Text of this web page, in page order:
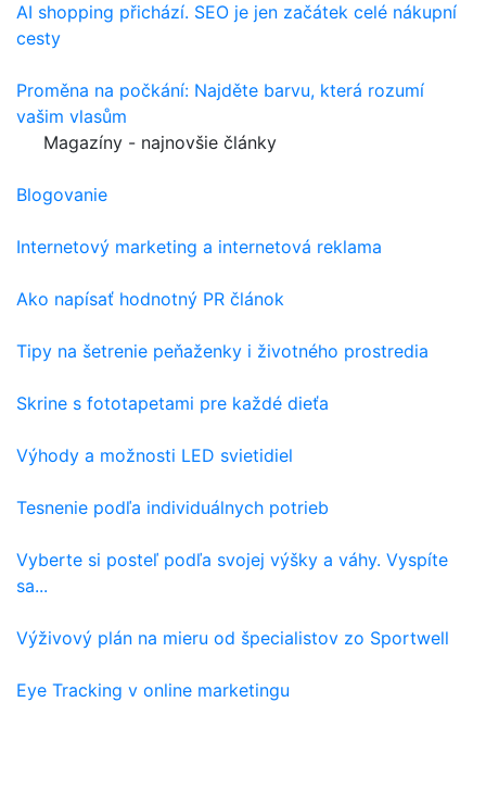
AI shopping přichází. SEO je jen začátek celé nákupní
cesty
Proměna na počkání: Najděte barvu, která rozumí
vašim vlasům
Magazíny - najnovšie články
Blogovanie
Internetový marketing a internetová reklama
Ako napísať hodnotný PR článok
Tipy na šetrenie peňaženky i životného prostredia
Skrine s fototapetami pre každé dieťa
Výhody a možnosti LED svietidiel
Tesnenie podľa individuálnych potrieb
Vyberte si posteľ podľa svojej výšky a váhy. Vyspíte
sa...
Výživový plán na mieru od špecialistov zo Sportwell
Eye Tracking v online marketingu